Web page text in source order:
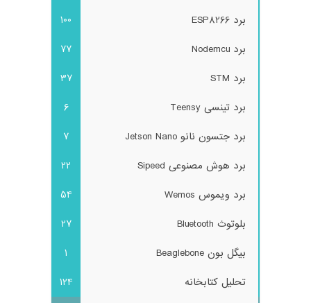
برد ESP8266
100
برد Nodemcu
77
برد STM
37
برد تینسی Teensy
6
برد جتسون نانو Jetson Nano
7
برد هوش مصنوعی Sipeed
22
برد ویموس Wemos
54
بلوتوث Bluetooth
27
بیگل بون Beaglebone
1
تحلیل کتابخانه
124